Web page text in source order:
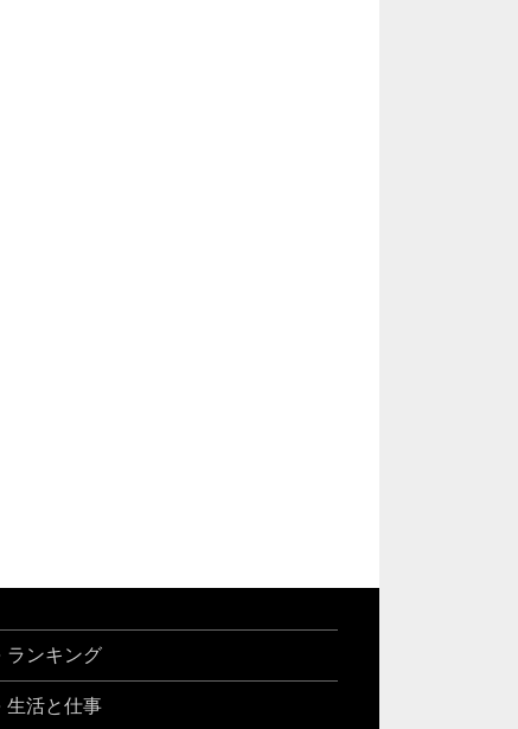
ランキング
生活と仕事